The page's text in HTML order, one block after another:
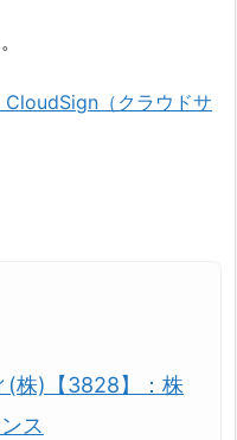
CloudSign（クラウドサ
(株)【3828】：株
ス